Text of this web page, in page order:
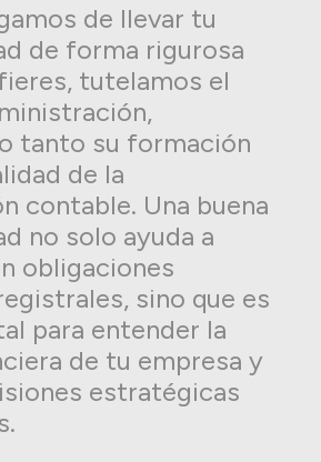
de llevar tu
de forma rigurosa
tutelamos el
tanto su formación
de la
contable. Una buena
no solo ayuda a
obligaciones
sino que es
para entender la
de tu empresa y
estratégicas